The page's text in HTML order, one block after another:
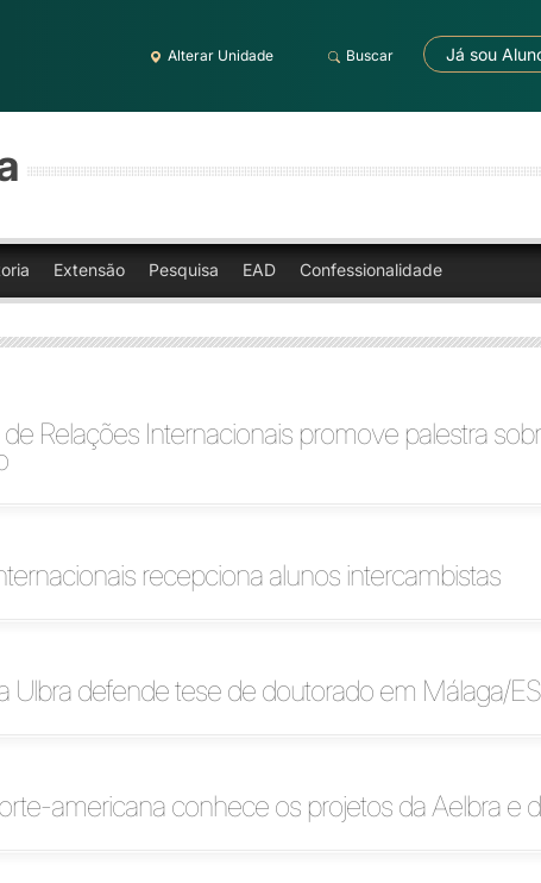
Alterar Unidade Buscar Já sou
Extensão Pesquisa EAD Confessionalidade
Relações Internacionais promove palestra
recepciona alunos intercambistas
Ulbra defende tese de doutorado em Málaga/ES
americana conhece os projetos da Aelbra e